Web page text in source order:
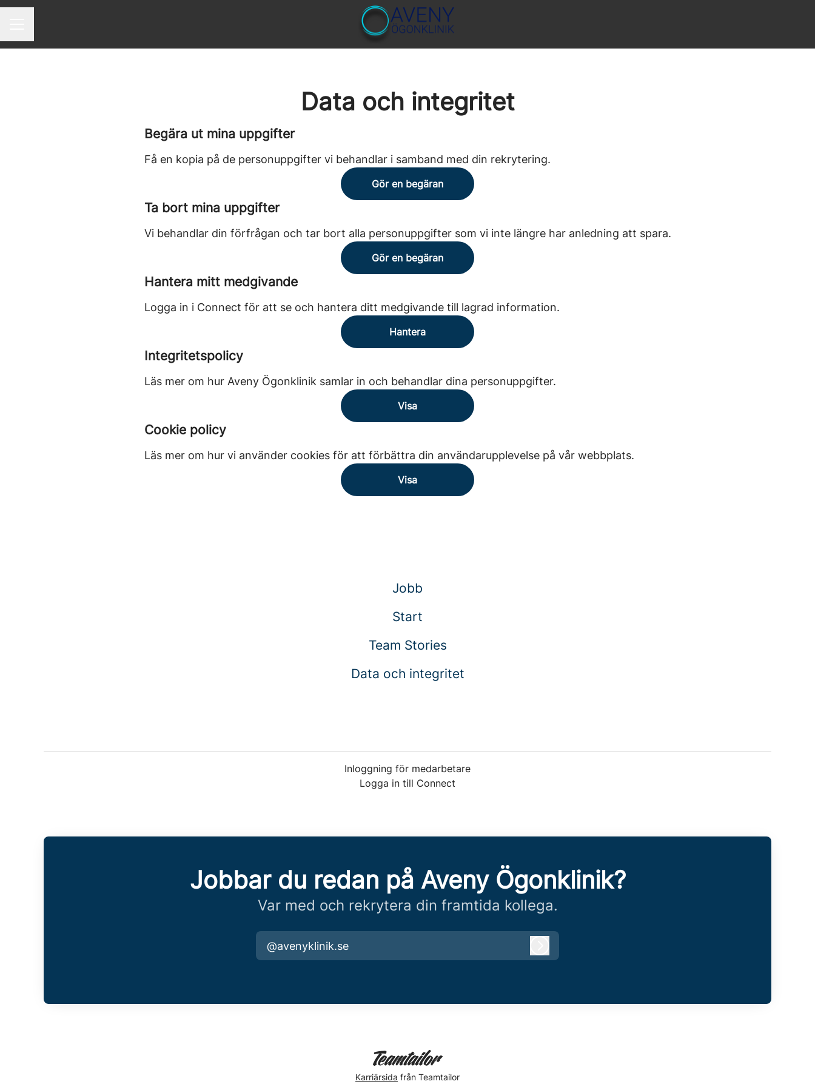
Data och integritet
Begära ut mina uppgifter
Få en kopia på de personuppgifter vi behandlar i samband med din rekrytering.
Gör en begäran
Ta bort mina uppgifter
Vi behandlar din förfrågan och tar bort alla personuppgifter som vi inte längre har anledning att spara.
Gör en begäran
Hantera mitt medgivande
Logga in i Connect för att se och hantera ditt medgivande till lagrad information.
Hantera
Integritetspolicy
Läs mer om hur Aveny Ögonklinik samlar in och behandlar dina personuppgifter.
Visa
Cookie policy
Läs mer om hur vi använder cookies för att förbättra din användarupplevelse på vår webbplats.
Visa
Jobb
Start
Team Stories
Data och integritet
Inloggning för medarbetare
Logga in till Connect
Jobbar du redan på Aveny Ögonklinik?
Var med och rekrytera din framtida kollega.
@avenyklinik.se
Karriärsida från Teamtailor